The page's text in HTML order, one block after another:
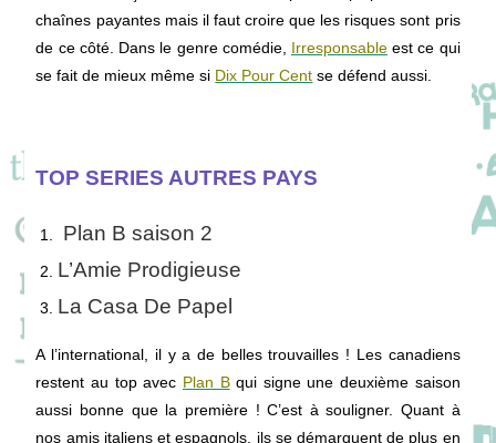
chaînes payantes mais il faut croire que les risques sont pris
de ce côté. Dans le genre comédie, Irresponsableest ce qui
se fait de mieux même si Dix Pour Cent se défend aussi.
TOP SERIES AUTRES PAYS
Plan B saison 2
L’Amie Prodigieuse
La Casa De Papel
A l’international, il y a de belles trouvailles ! Les canadiens
restent au top avec Plan Bqui signe une deuxième saison
aussi bonne que la première ! C’est à souligner. Quant à
nos amis italiens et espagnols, ils se démarquent de plus en